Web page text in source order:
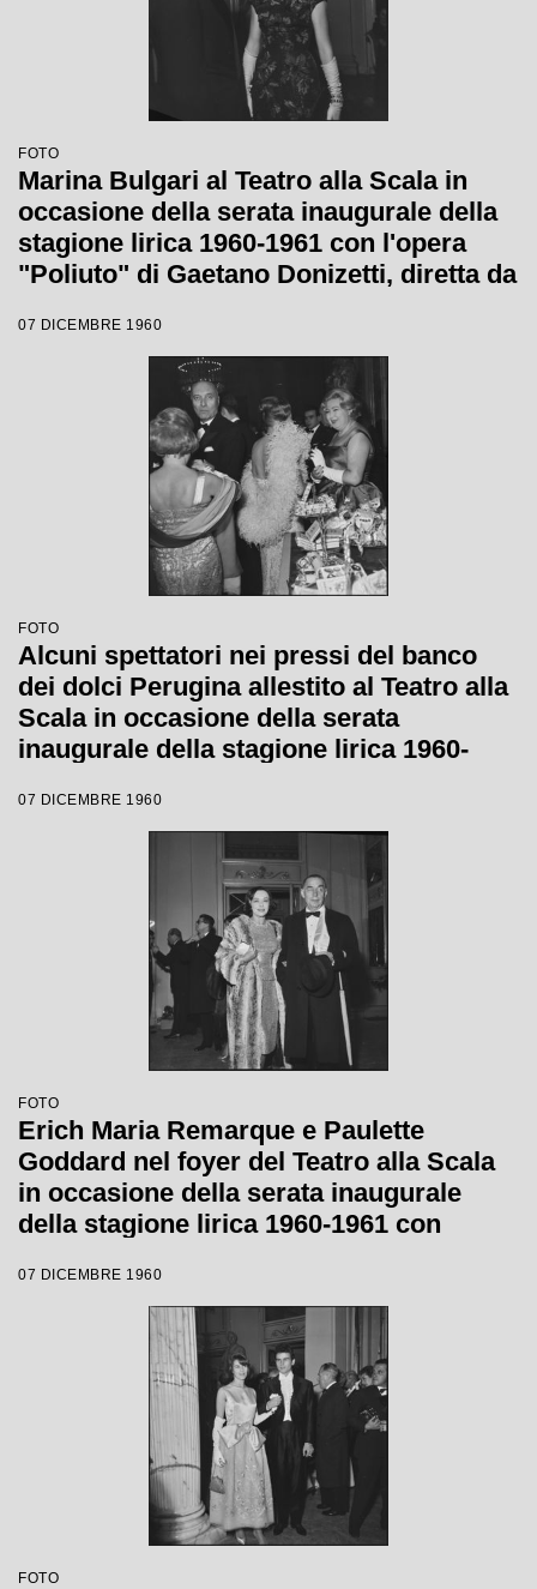
FOTO
Marina Bulgari al Teatro alla Scala in
occasione della serata inaugurale della
stagione lirica 1960-1961 con l'opera
"Poliuto" di Gaetano Donizetti, diretta da
Graf
07 DICEMBRE 1960
FOTO
Alcuni spettatori nei pressi del banco
dei dolci Perugina allestito al Teatro alla
Scala in occasione della serata
inaugurale della stagione lirica 1960-
Donizetti, diretta da Antonino Votto con
la regia di Herbert Graf
07 DICEMBRE 1960
FOTO
Erich Maria Remarque e Paulette
Goddard nel foyer del Teatro alla Scala
in occasione della serata inaugurale
della stagione lirica 1960-1961 con
diretta da Antonino Votto con la regia di
Herbert Graf
07 DICEMBRE 1960
FOTO